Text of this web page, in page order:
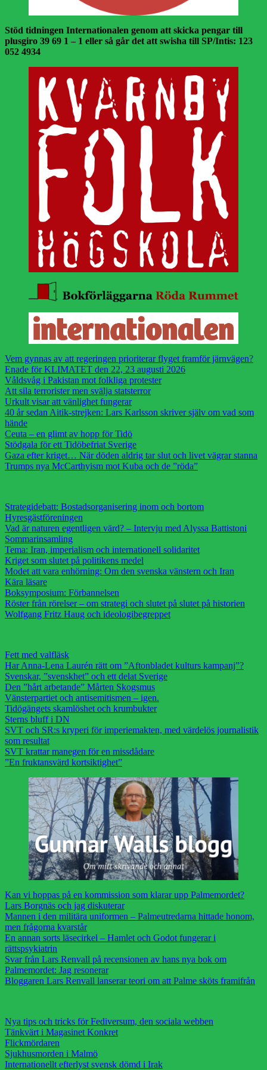
Stöd tidningen Internationalen genom att skicka pengar till
plusgiro 39 69 1 – 1 eller så går det att swisha till SP/Intis: 123
052 4934
Vem gynnas av att regeringen prioriterar flyget framför järnvägen?
Enade för KLIMATET den 22, 23 augusti 2026
Våldsvåg i Pakistan mot folkliga protester
Att sila terrorister men svälja statsterror
Urkult visar att vänlighet fungerar
40 år sedan Aitik-strejken: Lars Karlsson skriver själv om vad som
hände
Ceuta – en glimt av hopp för Tidö
Stödgala för ett Tidöbefriat Sverige
Gaza efter kriget… När döden aldrig tar slut och livet vägrar stanna
Trumps nya McCarthyism mot Kuba och de ”röda”
Strategidebatt: Bostadsorganisering inom och bortom
Hyresgästföreningen
Vad är naturen egentligen värd? – Intervju med Alyssa Battistoni
Sommarinsamling
Tema: Iran, imperialism och internationell solidaritet
Kriget som slutet på politikens medel
Modet att vara enhörning: Om den svenska vänstern och Iran
Kära läsare
Boksymposium: Förbannelsen
Röster från rörelser – om strategi och slutet på slutet på historien
Wolfgang Fritz Haug och ideologibegreppet
Fett med valfläsk
Har Anna-Lena Laurén rätt om ”Aftonbladet kulturs kampanj”?
Svenskar, ”svenskhet” och ett delat Sverige
Den ”hårt arbetande” Mårten Skogsmus
Vänsterpartiet och antisemitismen – igen.
Tidögängets skamlöshet och krumbukter
Sterns bluff i DN
SVT och SR:s kryperi för imperiemakten, med värdelös journalistik
som resultat
SVT krattar manegen för en missdådare
”En fruktansvärd kortsiktighet”
Kan vi hoppas på en kommission som klarar upp Palmemordet?
Lars Borgnäs och jag diskuterar
Mannen i den militära uniformen – Palmeutredarna hittade honom,
men frågorna kvarstår
En annan sorts läsecirkel – Hamlet och Godot fungerar i
rättspsykiatrin
Svar från Lars Renvall på recensionen av hans nya bok om
Palmemordet: Jag resonerar
Bloggaren Lars Renvall lanserar teori om att Palme sköts framifrån
Nya tips och tricks för Fediversum, den sociala webben
Tänkvärt i Magasinet Konkret
Flickmördaren
Sjukhusmorden i Malmö
Internationellt efterlyst svensk dömd i Irak